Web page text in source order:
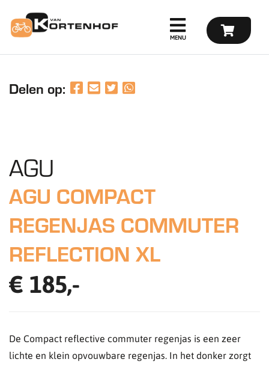
Delen op:
AGU
AGU COMPACT
REGENJAS COMMUTER
REFLECTION XL
€ 185,-
De Compact reflective commuter regenjas is een zeer
lichte en klein opvouwbare regenjas. In het donker zorgt